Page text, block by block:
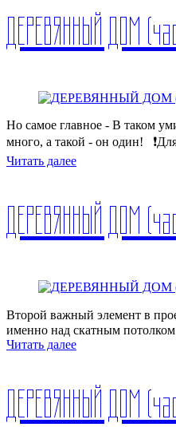
ДЕРЕВЯННЫЙ ДОМ
Но самое главное - В таком
много, а такой - он
Читать далее
ДЕРЕВЯННЫЙ ДОМ
Второй важный элемент в
именно над скатным
Читать далее
ДЕРЕВЯННЫЙ ДОМ